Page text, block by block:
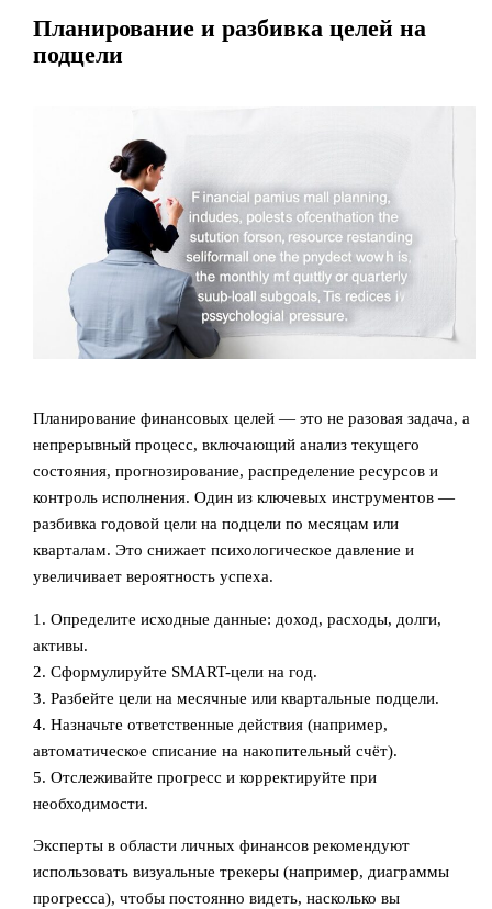
Планирование и разбивка целей на
подцели
Планирование финансовых целей — это не разовая задача, а
непрерывный процесс, включающий анализ текущего
состояния, прогнозирование, распределение ресурсов и
контроль исполнения. Один из ключевых инструментов —
разбивка годовой цели на подцели по месяцам или
кварталам. Это снижает психологическое давление и
увеличивает вероятность успеха.
1. Определите исходные данные: доход, расходы, долги,
активы.
2. Сформулируйте SMART-цели на год.
3. Разбейте цели на месячные или квартальные подцели.
4. Назначьте ответственные действия (например,
автоматическое списание на накопительный счёт).
5. Отслеживайте прогресс и корректируйте при
необходимости.
Эксперты в области личных финансов рекомендуют
использовать визуальные трекеры (например, диаграммы
прогресса), чтобы постоянно видеть, насколько вы